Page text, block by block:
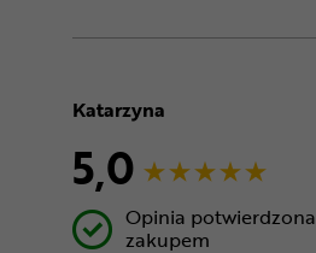
Katarzyna
5,0
Opinia potwierdzona
zakupem